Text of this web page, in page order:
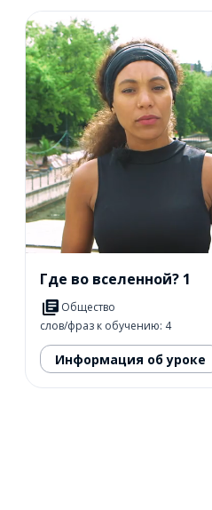
Где во вселенной? 1
Общество
слов/фраз к обучению: 4
Информация об уроке